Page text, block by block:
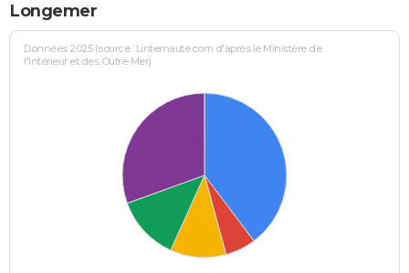
Longemer
Données 2025 (source : Linternaute.com d'après le Ministère de
l'Intérieur et des Outre-Mer)